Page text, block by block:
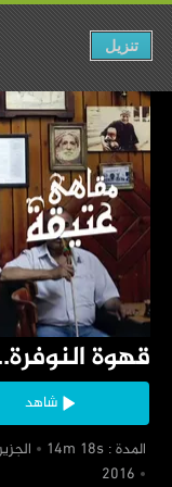
‏قهوة
شاهد
‏ المدة : 14m 18s
تنزيل